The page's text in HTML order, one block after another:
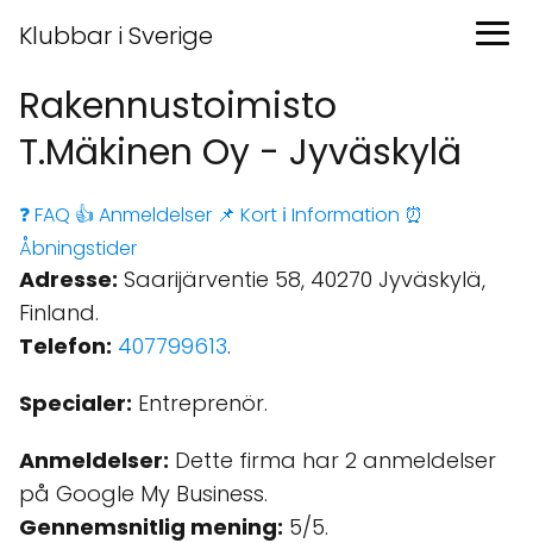
Klubbar i Sverige
Rakennustoimisto
T.Mäkinen Oy - Jyväskylä
❓ FAQ 👍 Anmeldelser 📌 Kort ℹ️ Information ⏰
Åbningstider
Adresse: Saarijärventie 58, 40270 Jyväskylä,
Finland.
Telefon: 407799613.
Specialer: Entreprenör.
Anmeldelser: Dette firma har 2 anmeldelser
på Google My Business.
Gennemsnitlig mening: 5/5.